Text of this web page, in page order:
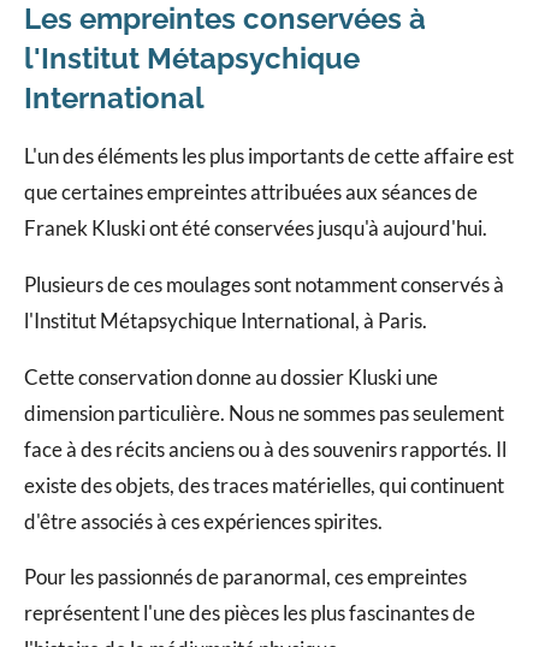
Les empreintes conservées à
l'Institut Métapsychique
International
L'un des éléments les plus importants de cette affaire est
que certaines empreintes attribuées aux séances de
Franek Kluski ont été conservées jusqu'à aujourd'hui.
Plusieurs de ces moulages sont notamment conservés à
l'Institut Métapsychique International, à Paris.
Cette conservation donne au dossier Kluski une
dimension particulière. Nous ne sommes pas seulement
face à des récits anciens ou à des souvenirs rapportés. Il
existe des objets, des traces matérielles, qui continuent
d'être associés à ces expériences spirites.
Pour les passionnés de paranormal, ces empreintes
représentent l'une des pièces les plus fascinantes de